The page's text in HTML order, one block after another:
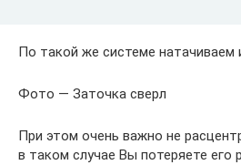
По такой же системе натачиваем
Фото — Заточка сверл
При этом очень важно не
в таком случае Вы потеряете его